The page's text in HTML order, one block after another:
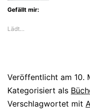
Gefällt mir:
Lädt…
Veröffentlicht am 10.
Kategorisiert als
Verschlagwortet mit